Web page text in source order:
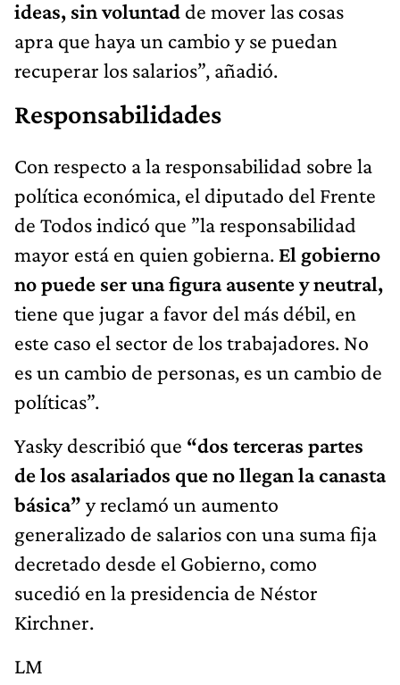
ideas, sin voluntad de mover las cosas
apra que haya un cambio y se puedan
recuperar los salarios”, añadió.
Responsabilidades
Con respecto a la responsabilidad sobre la
política económica, el diputado del Frente
de Todos indicó que ”la responsabilidad
mayor está en quien gobierna. El gobierno
no puede ser una figura ausente y neutral,
tiene que jugar a favor del más débil, en
este caso el sector de los trabajadores. No
es un cambio de personas, es un cambio de
políticas”.
Yasky describió que “dos terceras partes
de los asalariados que no llegan la canasta
básica” y reclamó un aumento
generalizado de salarios con una suma fija
decretado desde el Gobierno, como
sucedió en la presidencia de Néstor
Kirchner.
LM